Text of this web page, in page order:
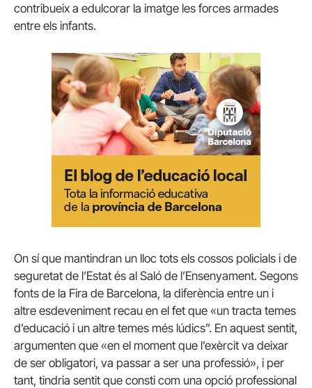
contribueix a edulcorar la imatge les forces armades
entre els infants.
On sí que mantindran un lloc tots els cossos policials i de
seguretat de l’Estat és al Saló de l’Ensenyament. Segons
fonts de la Fira de Barcelona, la diferència entre un i
altre esdeveniment recau en el fet que «un tracta temes
d’educació i un altre temes més lúdics”. En aquest sentit,
argumenten que «en el moment que l’exèrcit va deixar
de ser obligatori, va passar a ser una professió», i per
tant, tindria sentit que consti com una opció professional